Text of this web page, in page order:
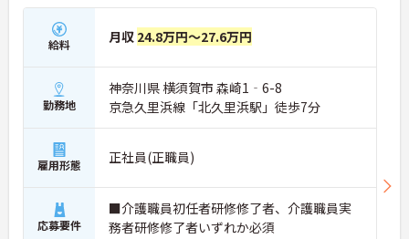
給料 月収 24.8万円～27.6万円
勤務地
神奈川県 横須賀市 森崎1‐6-8
京急久里浜線「北久里浜駅」徒歩7分
雇用形態 正社員(正職員)
応募要件
■介護職員初任者研修修了者、介護職員実
務者研修修了者いずれか必須